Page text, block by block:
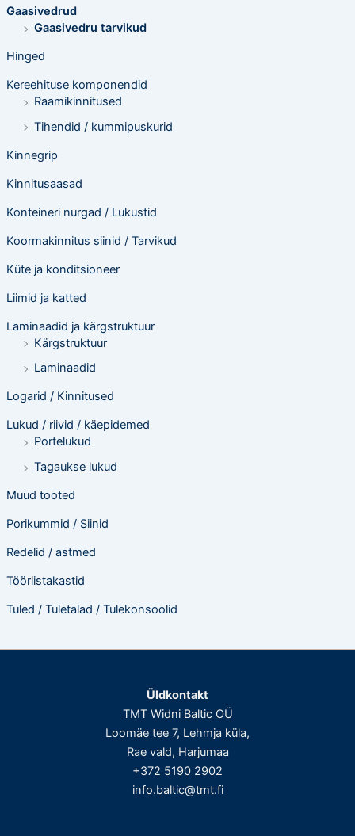
Gaasivedrud
Gaasivedru tarvikud
Hinged
Kereehituse komponendid
Raamikinnitused
Tihendid / kummipuskurid
Kinnegrip
Kinnitusaasad
Konteineri nurgad / Lukustid
Koormakinnitus siinid / Tarvikud
Küte ja konditsioneer
Liimid ja katted
Laminaadid ja kärgstruktuur
Kärgstruktuur
Laminaadid
Logarid / Kinnitused
Lukud / riivid / käepidemed
Portelukud
Tagaukse lukud
Muud tooted
Porikummid / Siinid
Redelid / astmed
Tööriistakastid
Tuled / Tuletalad / Tulekonsoolid
Üldkontakt
TMT Widni Baltic OÜ
Loomäe tee 7, Lehmja küla,
Rae vald, Harjumaa
+372 5190 2902
info.baltic@tmt.fi